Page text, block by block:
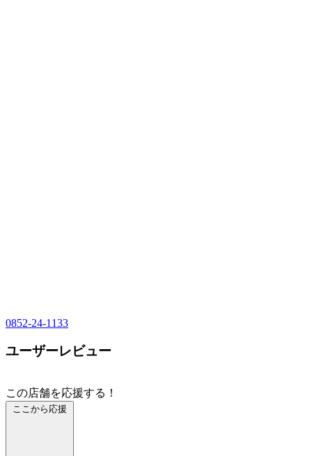
0852-24-1133
ユーザーレビュー
この店舗を応援する！
ここから応援